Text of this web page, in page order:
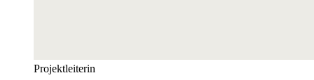
Projektleiterin